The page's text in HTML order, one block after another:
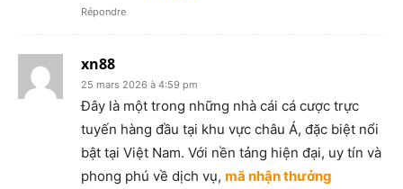
Répondre
xn88
25 mars 2026 à 4:59 pm
Đây là một trong những nhà cái cá cược trực
tuyến hàng đầu tại khu vực châu Á, đặc biệt nổi
bật tại Việt Nam. Với nền tảng hiện đại, uy tín và
phong phú về dịch vụ, mã nhận thưởng